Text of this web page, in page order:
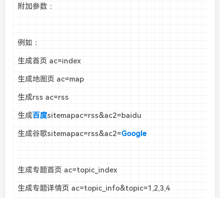
附加参数：
例如：
生成首页 ac=index
生成地图页 ac=map
生成rss ac=rss
生成百度sitemapac=rss&ac2=baidu
生成谷歌sitemapac=rss&ac2=Google
生成专题首页 ac=topic_index
生成专题详情页 ac=topic_info&topic=1,2,3,4